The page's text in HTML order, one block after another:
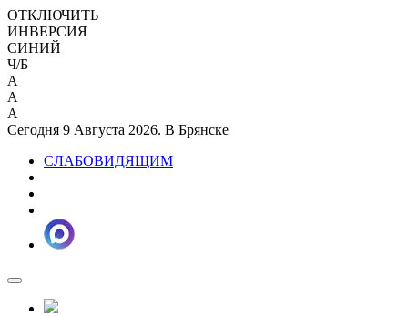
ОТКЛЮЧИТЬ
ИНВЕРСИЯ
СИНИЙ
Ч/Б
A
A
A
Сегодня 9 Августа 2026. В Брянске
СЛАБОВИДЯЩИМ